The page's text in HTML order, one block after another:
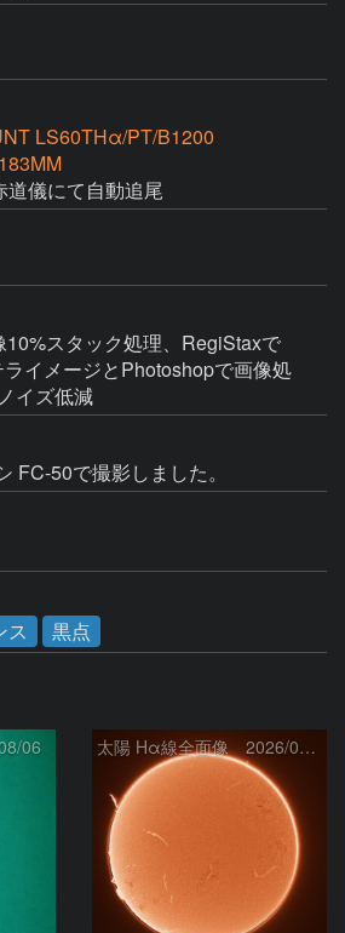
LS60THα/PT/B1200
道儀にて自動追尾
スタック処理、RegiStaxで
イメージとPhotoshopで画像処
イズ低減
FC-50で撮影しました。
ス 黒点
06 太陽 Hα線全面像 2026/08/07